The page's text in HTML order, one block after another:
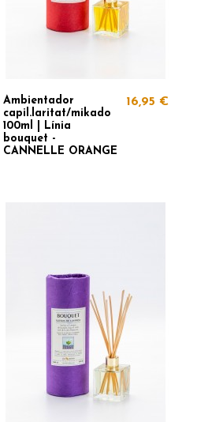
Ambientador
capil.laritat/mikado
100ml | Línia
bouquet -
CANNELLE ORANGE
16,95 €